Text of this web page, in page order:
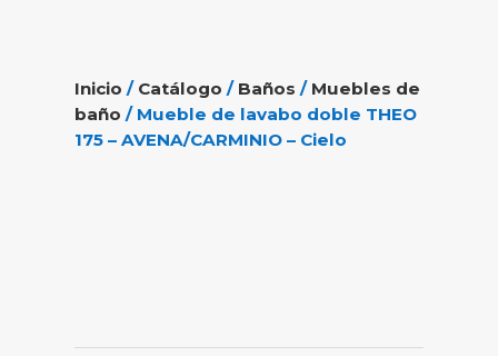
Inicio / Catálogo / Baños / Muebles de
baño / Mueble de lavabo doble THEO
175 – AVENA/CARMINIO – Cielo